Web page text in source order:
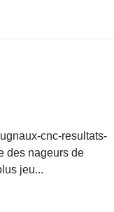
cnc-resultats-
des nageurs de
jeu...